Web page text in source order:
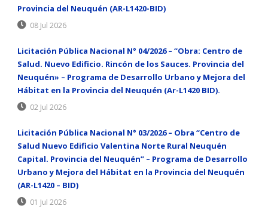
Provincia del Neuquén (AR-L1420-BID)
08 Jul 2026
Licitación Pública Nacional N° 04/2026 – “Obra: Centro de
Salud. Nuevo Edificio. Rincón de los Sauces. Provincia del
Neuquén» – Programa de Desarrollo Urbano y Mejora del
Hábitat en la Provincia del Neuquén (Ar-L1420 BID).
02 Jul 2026
Licitación Pública Nacional N° 03/2026 – Obra “Centro de
Salud Nuevo Edificio Valentina Norte Rural Neuquén
Capital. Provincia del Neuquén” – Programa de Desarrollo
Urbano y Mejora del Hábitat en la Provincia del Neuquén
(AR-L1420 – BID)
01 Jul 2026